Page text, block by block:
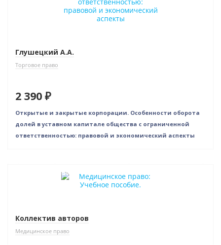
Глушецкий А.А.
Торговое право
2 390 ₽
Открытые и закрытые корпорации. Особенности оборота
долей в уставном капитале общества с ограниченной
ответственностью: правовой и экономический аспекты
Индивидуальный подход
Коллектив авторов
Медицинское право